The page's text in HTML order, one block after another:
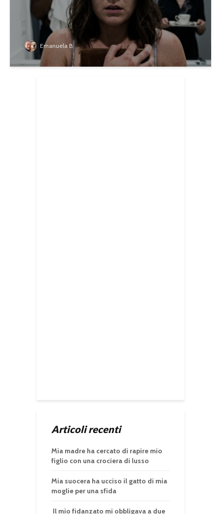
Emanuela B.
Articoli recenti
Mia madre ha cercato di rapire mio
figlio con una crociera di lusso
Mia suocera ha ucciso il gatto di mia
moglie per una sfida
Il mio fidanzato mi obbligava a due